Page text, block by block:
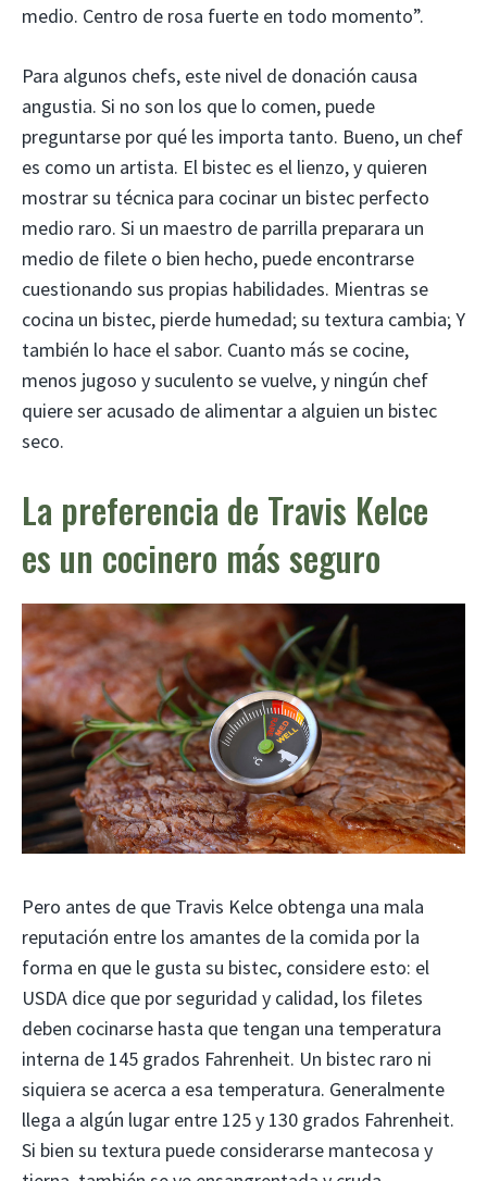
medio. Centro de rosa fuerte en todo momento”.
Para algunos chefs, este nivel de donación causa
angustia. Si no son los que lo comen, puede
preguntarse por qué les importa tanto. Bueno, un chef
es como un artista. El bistec es el lienzo, y quieren
mostrar su técnica para cocinar un bistec perfecto
medio raro. Si un maestro de parrilla preparara un
medio de filete o bien hecho, puede encontrarse
cuestionando sus propias habilidades. Mientras se
cocina un bistec, pierde humedad; su textura cambia; Y
también lo hace el sabor. Cuanto más se cocine,
menos jugoso y suculento se vuelve, y ningún chef
quiere ser acusado de alimentar a alguien un bistec
seco.
La preferencia de Travis Kelce
es un cocinero más seguro
Pero antes de que Travis Kelce obtenga una mala
reputación entre los amantes de la comida por la
forma en que le gusta su bistec, considere esto: el
USDA dice que por seguridad y calidad, los filetes
deben cocinarse hasta que tengan una temperatura
interna de 145 grados Fahrenheit. Un bistec raro ni
siquiera se acerca a esa temperatura. Generalmente
llega a algún lugar entre 125 y 130 grados Fahrenheit.
Si bien su textura puede considerarse mantecosa y